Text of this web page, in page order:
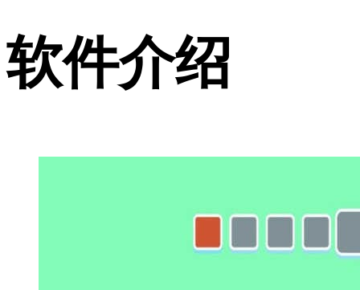
软件介绍